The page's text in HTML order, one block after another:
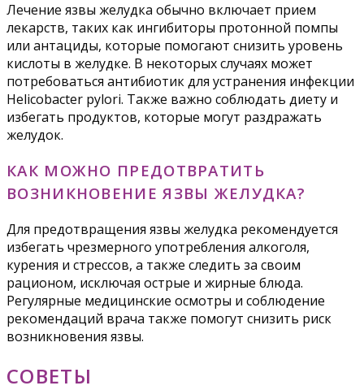
Лечение язвы желудка обычно включает прием
лекарств, таких как ингибиторы протонной помпы
или антациды, которые помогают снизить уровень
кислоты в желудке. В некоторых случаях может
потребоваться антибиотик для устранения инфекции
Helicobacter pylori. Также важно соблюдать диету и
избегать продуктов, которые могут раздражать
желудок.
КАК МОЖНО ПРЕДОТВРАТИТЬ
ВОЗНИКНОВЕНИЕ ЯЗВЫ ЖЕЛУДКА?
Для предотвращения язвы желудка рекомендуется
избегать чрезмерного употребления алкоголя,
курения и стрессов, а также следить за своим
рационом, исключая острые и жирные блюда.
Регулярные медицинские осмотры и соблюдение
рекомендаций врача также помогут снизить риск
возникновения язвы.
СОВЕТЫ